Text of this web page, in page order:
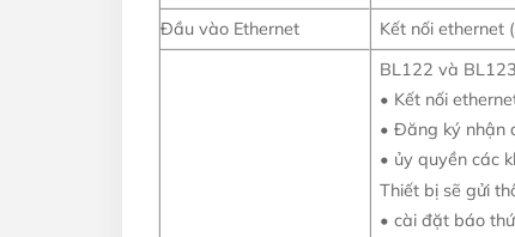
Đầu vào Ethernet
Kết nối ethernet
BL122 và
• Kết nối
• Đăng ký nhận
• ủy quyền các
Thiết bị sẽ gửi
• cài đặt báo